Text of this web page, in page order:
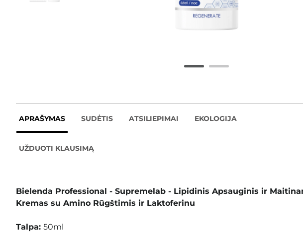
APRAŠYMAS SUDĖTIS ATSILIEPIMAI EKOLOGIJA
UŽDUOTI KLAUSIMĄ
Bielenda Professional - Supremelab - Lipidinis Apsauginis ir
Kremas su Amino Rūgštimis ir Laktoferinu
Talpa: 50ml